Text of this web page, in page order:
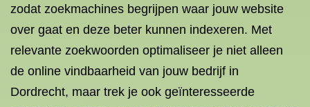
zodat zoekmachines begrijpen waar jouw website
over gaat en deze beter kunnen indexeren. Met
relevante zoekwoorden optimaliseer je niet alleen
de online vindbaarheid van jouw bedrijf in
Dordrecht, maar trek je ook geïnteresseerde